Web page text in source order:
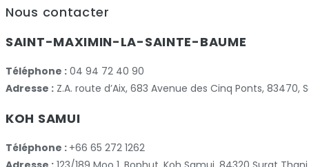
Nous contacter
SAINT-MAXIMIN-LA-SAINTE-BAUME
Téléphone : 04 94 72 40 90
Adresse : Z.A. route d’Aix, 683 Avenue des Cinq Ponts,
KOH SAMUI
Téléphone : +66 65 272 1262